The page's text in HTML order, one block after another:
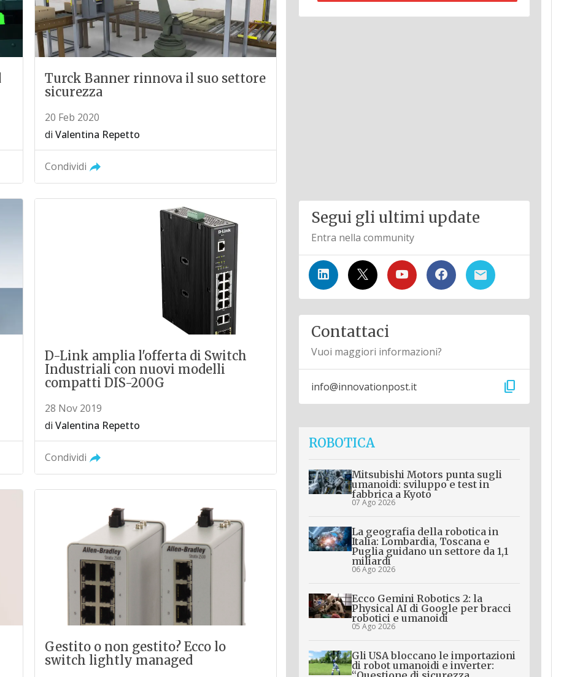
Turck Banner rinnova il suo settore
sicurezza
20 Feb 2020
diValentina Repetto
Condividi
D-Link amplia l'offerta di Switch
Industriali con nuovi modelli
compatti DIS-200G
28 Nov 2019
diValentina Repetto
Condividi
Gestito o non gestito? Ecco lo
switch lightly managed
Segui gli ultimi update
Entra nella community
Contattaci
Vuoi maggiori informazioni?
info@innovationpost.it content_copy
ROBOTICA
Mitsubishi Motors punta sugli
umanoidi: sviluppo e test in
fabbrica a Kyoto
07 Ago 2026
La geografia della robotica in
Italia: Lombardia, Toscana e
Puglia guidano un settore da 1,1
miliardi
06 Ago 2026
Ecco Gemini Robotics 2: la
Physical AI di Google per bracci
robotici e umanoidi
05 Ago 2026
Gli USA bloccano le importazioni
di robot umanoidi e inverter: